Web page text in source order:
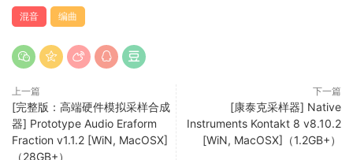
升级 SKU 资格 — 可升级任何 Studio One Pro 7 或 Fender
Studio Pro 永久许可证，并包含 12 个月的免费功能更新；将之
前的 Studio One 版本升级到 Fender Studio Pro；不适用于演
示版或免费版本（例如 Studio One Prime）。
混音 编曲
上一篇
[完整版：高端硬件模拟采样合成
器] Prototype Audio Eraform
Fraction v1.1.2 [WiN, MacOSX]
（28GB+）
下一篇
[康泰克采样器] Native
Instruments Kontakt 8 v8.10.2
[WiN, MacOSX]（1.2GB+）